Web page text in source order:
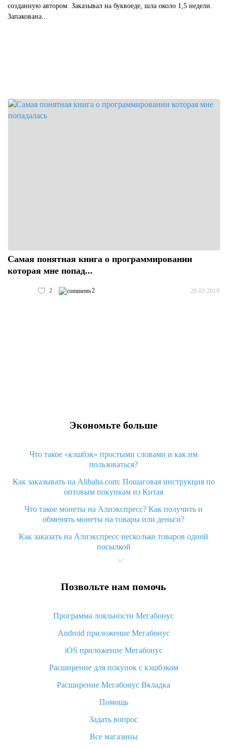
созданную автором. Заказывал на буквоеде, шла около 1,5 недели.
Запакована...
Самая понятная книга о программировании
которая мне попад...
2 2 29.03.2019
Экономьте больше
Что такое «кэшбэк» простыми словами и как им
пользоваться?
Как заказывать на Alibaba.com: Пошаговая инструкция по
оптовым покупкам из Китая
Что такое монеты на Алиэкспресс? Как получить и
обменять монеты на товары или деньги?
Как заказать на Алиэкспресс несколько товаров одной
посылкой
Что значит статус «Заказ закрыт» на Алиэкспресс и что
Что делать, если Алиэкспресс просит ввести паспортные
Как узнать, куда пришла посылка с Алиэкспресс
Вы отменили заказ на Алиэкспресс, когда вернут деньги?
Что такое баллы на Алиэкспресс, как их получить и
«AliExpress Standard Shipping»: что это за метод доставки и
как его отслеживать
Как покупать оптом на Алиэкспресс
Что делать, если не пришел товар с Алиэкспресс
Позвольте нам помочь
Программа лояльности Мегабонус
Android приложение Мегабонус
iOS приложение Мегабонус
Расширение для покупок с кэшбэком
Расширение Мегабонус Вкладка
Помощь
Задать вопрос
Все магазины